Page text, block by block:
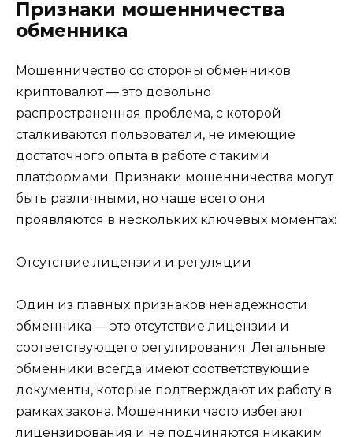
Признаки мошенничества
обменника
Мошенничество со стороны обменников
криптовалют — это довольно
распространенная проблема, с которой
сталкиваются пользователи, не имеющие
достаточного опыта в работе с такими
платформами. Признаки мошенничества могут
быть различными, но чаще всего они
проявляются в нескольких ключевых моментах:
Отсутствие лицензии и регуляции
Один из главных признаков ненадежности
обменника — это отсутствие лицензии и
соответствующего регулирования. Легальные
обменники всегда имеют соответствующие
документы, которые подтверждают их работу в
рамках закона. Мошенники часто избегают
лицензирования и не подчиняются никаким